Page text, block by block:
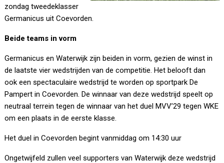
zondag tweedeklasser
Germanicus uit Coevorden.
Beide teams in vorm
Germanicus en Waterwijk zijn beiden in vorm, gezien de winst in
de laatste vier wedstrijden van de competitie. Het belooft dan
ook een spectaculaire wedstrijd te worden op sportpark De
Pampert in Coevorden. De winnaar van deze wedstrijd speelt op
neutraal terrein tegen de winnaar van het duel MVV’29 tegen WKE
om een plaats in de eerste klasse.
Het duel in Coevorden begint vanmiddag om 14:30 uur
Ongetwijfeld zullen veel supporters van Waterwijk deze wedstrijd